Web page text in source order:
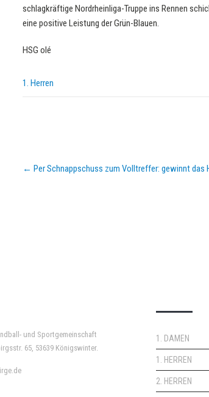
schlagkräftige Nordrheinliga-Truppe ins Rennen
eine positive Leistung der Grün-Blauen.
HSG olé
1. Herren
Post
navigation
← Per Schnappschuss zum Volltreffer: gewinnt das
und Sportgemeinschaft
65, 53639 Königswinter.
1. DAMEN
1. HERREN
2. HERREN